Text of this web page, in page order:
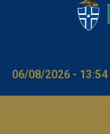
06/08/2026 - 13:54